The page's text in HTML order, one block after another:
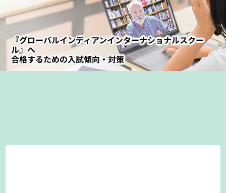
『グローバルインディアンインターナショナルスクー
ル』へ
合格するための入試傾向・対策